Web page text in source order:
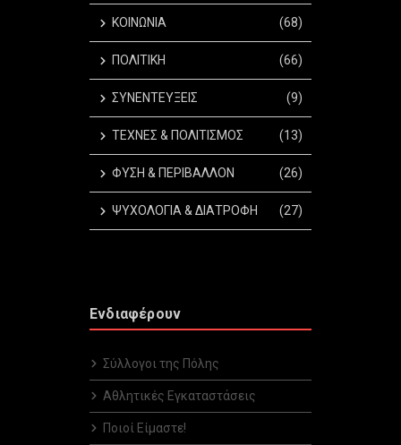
ΚΟΙΝΩΝΙΑ (68)
ΠΟΛΙΤΙΚΗ (66)
ΣΥΝΕΝΤΕΥΞΕΙΣ (9)
ΤΕΧΝΕΣ & ΠΟΛΙΤΙΣΜΟΣ (13)
ΦΥΣΗ & ΠΕΡΙΒΑΛΛΟΝ (26)
ΨΥΧΟΛΟΓΙΑ & ΔΙΑΤΡΟΦΗ (27)
Ενδιαφέρουν
Σύλλογοι της Πόλης
Αθλητικές Εγκαταστάσεις
Ποιοί Είμαστε!